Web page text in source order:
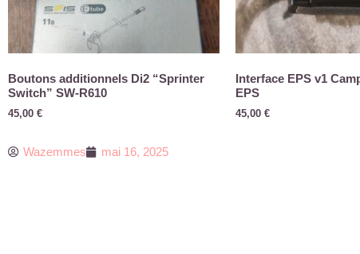
Boutons additionnels Di2 “Sprinter
Switch” SW-R610
45,00 €
Interface EPS v1
EPS
45,00 €
Wazemmes mai 16, 2025